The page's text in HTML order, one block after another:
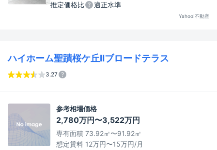
推定価格比
適正水準
Yahoo!不動産
ハイホーム聖蹟桜ケ丘IIブロードテラス
3.27
参考相場価格
2,780万円〜3,522万円
専有面積 73.92㎡〜91.92㎡
想定賃料 12万円〜15万円/月